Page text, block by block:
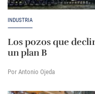
INDUSTRIA
Los pozos que
un plan B
Por Antonio Ojeda